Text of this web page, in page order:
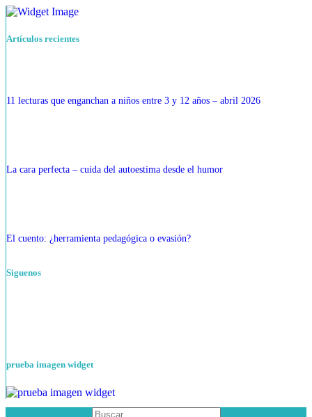
Artículos recientes
11 lecturas que enganchan a niños entre 3 y 12 años – abril 2026
La cara perfecta – cuida del autoestima desde el humor
El cuento: ¿herramienta pedagógica o evasión?
Siguenos
prueba imagen widget